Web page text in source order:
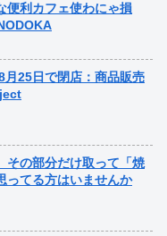
便利カフェ使わにゃ損
月25日で閉店：商品販売
その部分だけ取って「焼
ってる方はいませんか